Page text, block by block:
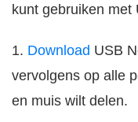
kunt gebruiken met
1. Download USB
vervolgens op alle
en muis wilt delen.